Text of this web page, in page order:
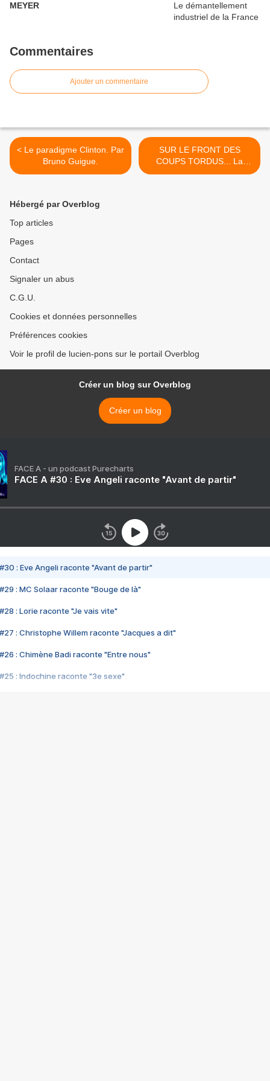
MEYER
Commentaires
Ajouter un commentaire
< Le paradigme Clinton. Par
Bruno Guigue.
SUR LE FRONT DES
COUPS TORDUS... La
vigilance est de mise! >
Hébergé par Overblog
Top articles
Pages
Contact
Signaler un abus
C.G.U.
Cookies et données personnelles
Préférences cookies
Voir le profil de lucien-pons sur le portail Overblog
Créer un blog sur Overblog
Créer un blog
FACE A - un podcast Purecharts
FACE A #30 : Eve Angeli raconte "Avant de partir"
#30 : Eve Angeli raconte "Avant de partir"
#29 : MC Solaar raconte "Bouge de là"
#28 : Lorie raconte "Je vais vite"
#27 : Christophe Willem raconte "Jacques a dit"
#26 : Chimène Badi raconte "Entre nous"
#25 : Indochine raconte "3e sexe"